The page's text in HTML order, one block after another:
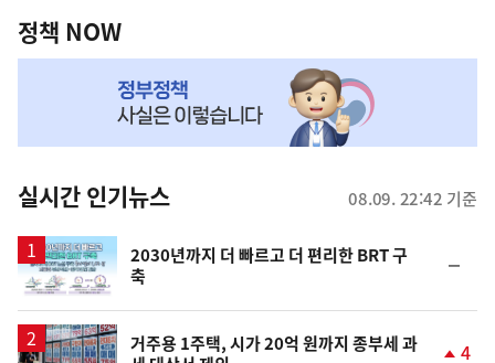
책
NOW,
뉴
스
정책 NOW
실시간 인기뉴스 08.09. 22:42 기준
2030년까지 더 빠르고 더 편리한 BRT 구
축
일
거주용 1주택, 시가 20억 원까지 종부세 과
4